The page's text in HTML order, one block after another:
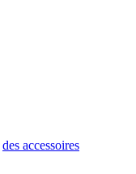
des accessoires